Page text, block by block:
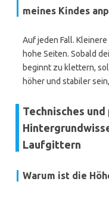
meines Kindes
Auf jeden Fall.
hohe Seiten. Sobald
beginnt zu klettern,
höher und stabiler
Technisches
Laufgittern
Warum ist die